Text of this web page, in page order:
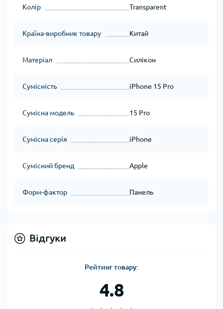
Колір Transparent
Країна-виробник товару Китай
Матеріал Силікон
Сумісність iPhone 15 Pro
Сумісна модель 15 Pro
Сумісна серія iPhone
Сумісний бренд Apple
Форм-фактор Панель
Відгуки
Рейтинг товару:
4.8